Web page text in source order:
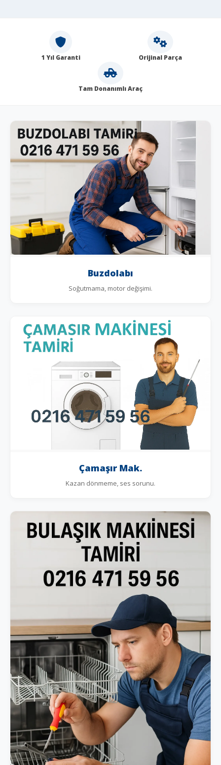
1 Yıl Garanti Orijinal Parça
Tam Donanımlı Araç
Buzdolabı
Soğutmama, motor değişimi.
Çamaşır Mak.
Kazan dönmeme, ses sorunu.